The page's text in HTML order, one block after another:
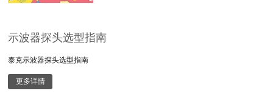
示波器探头选型指南
泰克示波器探头选型指南
更多详情